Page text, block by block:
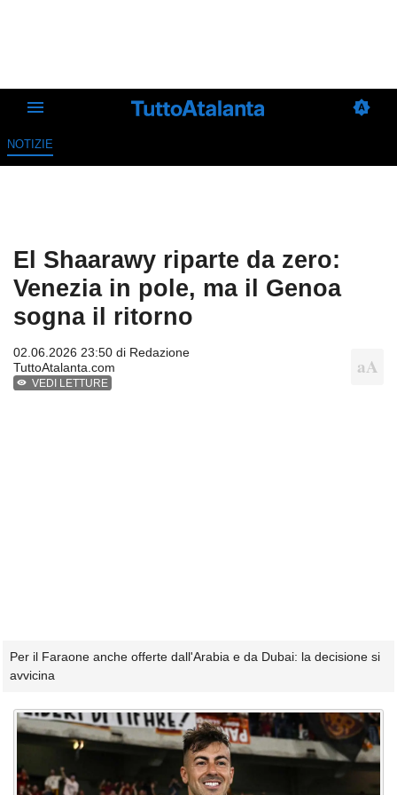
NOTIZIE
El Shaarawy riparte da zero:
Venezia in pole, ma il Genoa
sogna il ritorno
02.06.2026 23:50 di Redazione
TuttoAtalanta.com
VEDI LETTURE
Per il Faraone anche offerte dall'Arabia e da Dubai: la decisione si
avvicina